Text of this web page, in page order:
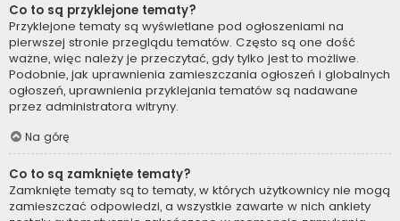
Co to są przyklejone tematy?
Przyklejone tematy są wyświetlane pod ogłoszeniami na
pierwszej stronie przeglądu tematów. Często są one dość
ważne, więc należy je przeczytać, gdy tylko jest to możliwe.
Podobnie, jak uprawnienia zamieszczania ogłoszeń i globalnych
ogłoszeń, uprawnienia przyklejania tematów są nadawane
przez administratora witryny.
Na górę
Co to są zamknięte tematy?
Zamknięte tematy są to tematy, w których użytkownicy nie mogą
zamieszczać odpowiedzi, a wszystkie zawarte w nich ankiety